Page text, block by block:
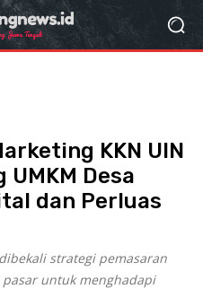
KKN UIN
UMKM Desa
dan Perluas
strategi pemasaran
untuk menghadapi